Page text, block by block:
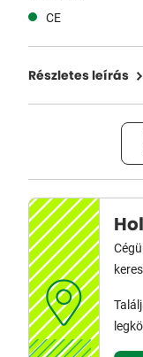
CE
Részletes leírás